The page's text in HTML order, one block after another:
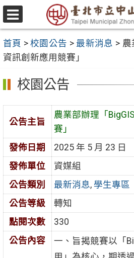
跳
至
要
內
容
區
選
單
首頁 > 校園公告 > 最新消息 > 農
資訊創新應用競賽」
校園公告
公告主旨
農業部辦理「
賽」
發佈日期
2025 年 5 月 23 日
發佈單位
資媒組
公告類別
最新消息, 學生專區
公告等級
轉知
點閱次數
330
公告內容
一、旨揭競賽以「